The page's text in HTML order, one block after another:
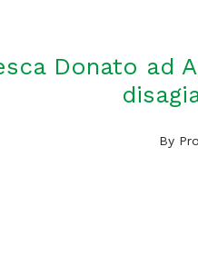
Donato ad
By